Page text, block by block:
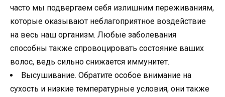
часто мы подвергаем себя излишним переживаниям,
которые оказывают неблагоприятное воздействие
на весь наш организм. Любые заболевания
способны также спровоцировать состояние ваших
волос, ведь сильно снижается иммунитет.
Высушивание. Обратите особое внимание на
сухость и низкие температурные условия, они также